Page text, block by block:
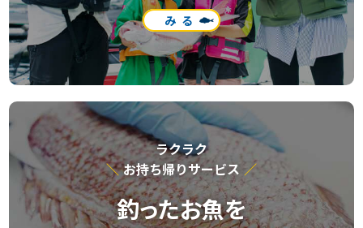
みる
ラクラク
お持ち帰りサービス
釣ったお魚を